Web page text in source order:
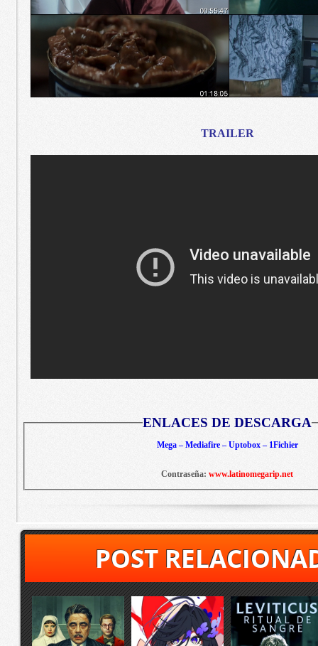
TRAILER
ENLACES DE DESCARGA
Mega – Mediafire – Uptobox – 1Fichier
Contraseña: www.latinomegarip.net
POST